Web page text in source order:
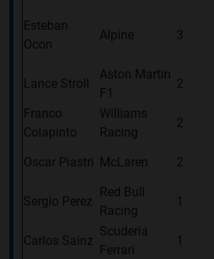
Esteban
Ocon
Alpine 3
Lance Stroll
Aston Martin
F1
2
Franco
Colapinto
Williams
Racing
2
Oscar Piastri
McLaren 2
Sergio Perez
Red Bull
Racing
1
Carlos Sainz
Scuderia
Ferrari
1